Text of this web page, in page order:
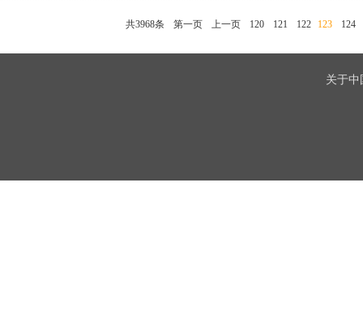
共3968条 第一页 上一页 120 121 122 123 124
关于中